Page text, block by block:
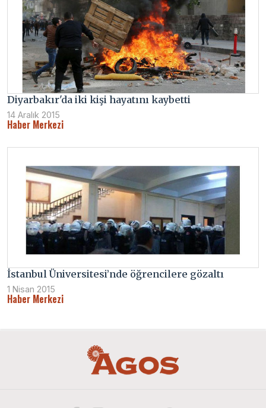
Diyarbakır'da iki kişi hayatını kaybetti
14 Aralık 2015
Haber Merkezi
İstanbul Üniversitesi’nde öğrencilere gözaltı
1 Nisan 2015
Haber Merkezi